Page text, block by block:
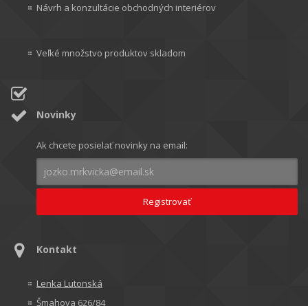
Návrh a konzultácie obchodných interiérov
Veľké množstvo produktov skladom
Novinky
Ak chcete posielať novinky na email:
Kontakt
Lenka Lutonská
Šmahova 626/84